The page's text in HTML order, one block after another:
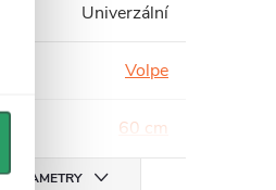
Univerzální
Volpe
60 cm